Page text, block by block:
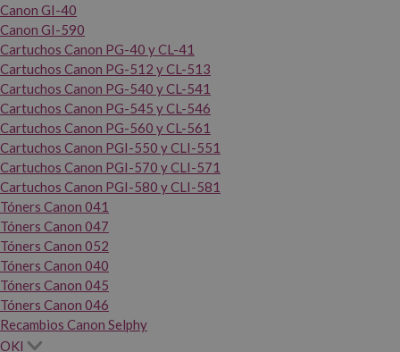
Canon GI-40
Canon GI-590
Cartuchos Canon PG-40 y CL-41
Cartuchos Canon PG-512 y CL-513
Cartuchos Canon PG-540 y CL-541
Cartuchos Canon PG-545 y CL-546
Cartuchos Canon PG-560 y CL-561
Cartuchos Canon PGI-550 y CLI-551
Cartuchos Canon PGI-570 y CLI-571
Cartuchos Canon PGI-580 y CLI-581
Tóners Canon 041
Tóners Canon 047
Tóners Canon 052
Tóners Canon 040
Tóners Canon 045
Tóners Canon 046
Recambios Canon Selphy
OKI